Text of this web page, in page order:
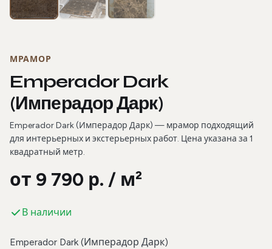
МРАМОР
Emperador Dark
(Имперадор Дарк)
Emperador Dark (Имперадор Дарк) — мрамор подходящий
для интерьерных и экстерьерных работ. Цена указана за 1
квадратный метр.
от 9 790 р. / м²
В наличии
Emperador Dark (Имперадор Дарк)